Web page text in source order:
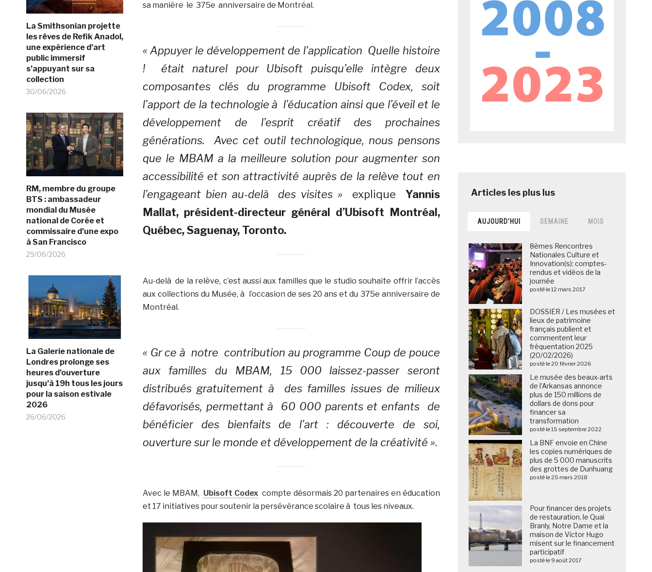
La Smithsonian projette
les rêves de Refik Anadol,
une expérience d’art
public immersif
s’appuyant sur sa
collection
30/06/2026
RM, membre du groupe
BTS : ambassadeur
mondial du Musée
national de Corée et
commissaire d’une expo
à San Francisco
29/06/2026
La Galerie nationale de
Londres prolonge ses
heures d’ouverture
jusqu’à 19h tous les jours
pour la saison estivale
2026
26/06/2026
sa manière le 375e anniversaire de Montréal.
« Appuyer le développement de l’application Quelle histoire
! était naturel pour Ubisoft puisqu’elle intègre deux
composantes clés du programme Ubisoft Codex, soit
l’apport de la technologie à l’éducation ainsi que l’éveil et le
développement de l’esprit créatif des prochaines
générations. Avec cet outil technologique, nous pensons
que le MBAM a la meilleure solution pour augmenter son
accessibilité et son attractivité auprès de la relève tout en
l’engageant bien au-delà des visites » explique Yannis
Mallat, président-directeur général d’Ubisoft Montréal,
Québec, Saguenay, Toronto.
Au-delà de la relève, c’est aussi aux familles que le studio souhaite offrir l’accès
aux collections du Musée, à l’occasion de ses 20 ans et du 375e anniversaire de
Montréal.
« Gr ce à notre contribution au programme Coup de pouce
aux familles du MBAM, 15 000 laissez-passer seront
distribués gratuitement à des familles issues de milieux
défavorisés, permettant à 60 000 parents et enfants de
bénéficier des bienfaits de l’art : découverte de soi,
ouverture sur le monde et développement de la créativité ».
Avec le MBAM, Ubisoft Codex compte désormais 20 partenaires en éducation
et 17 initiatives pour soutenir la persévérance scolaire à tous les niveaux.
AUJOURD’HUI SEMAINE MOIS
8èmes Rencontres
Nationales Culture et
Innovation(s): comptes-
rendus et vidéos de la
journée
posté le 12 mars 2017
DOSSIER / Les musées et
lieux de patrimoine
français publient et
commentent leur
fréquentation 2025
(20/02/2026)
posté le 20 février 2026
Le musée des beaux-arts
de l’Arkansas annonce
plus de 150 millions de
dollars de dons pour
financer sa
transformation
posté le 15 septembre 2022
La BNF envoie en Chine
les copies numériques de
plus de 5 000 manuscrits
des grottes de Dunhuang
posté le 25 mars 2018
Pour financer des projets
de restauration, le Quai
Branly, Notre Dame et la
maison de Victor Hugo
misent sur le financement
participatif
posté le 9 août 2017